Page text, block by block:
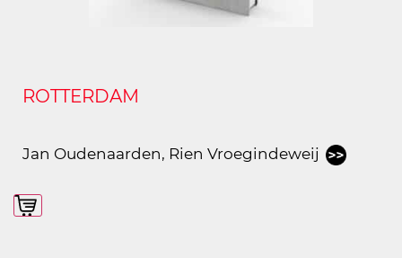
ROTTERDAM
Jan Oudenaarden, Rien Vroegindeweij